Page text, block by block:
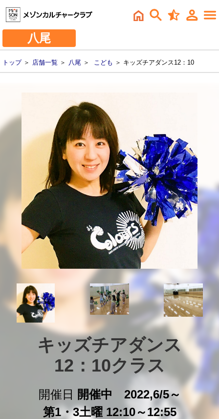
八尾
トップ＞ 店舗一覧 ＞ 八尾 ＞ こども ＞ キッズチアダンス12：10
キッズチアダンス
12：10クラス
開催日
開催中 2022,6/5～
第1・3土曜 12:10～12:55